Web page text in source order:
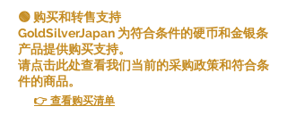
🟢 购买和转售支持
GoldSilverJapan 为符合条件的硬币和金银条
产品提供购买支持。
请点击此处查看我们当前的采购政策和符合条
件的商品。
👉 查看购买清单